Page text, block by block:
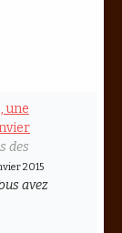
une
des
2015
avez